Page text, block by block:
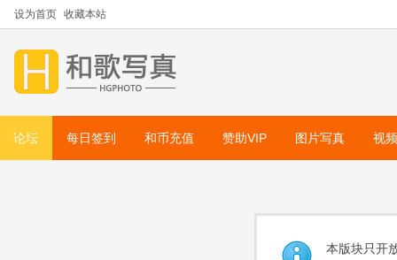
设为首页 收藏本站
论坛 每日签到 和币充值 赞助VIP 图片写真 视
本版块只开